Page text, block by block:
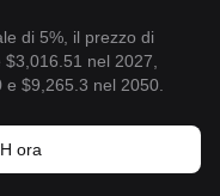
di 5%, il prezzo di
nel 2027,
$9,265.3 nel 2050.
ora